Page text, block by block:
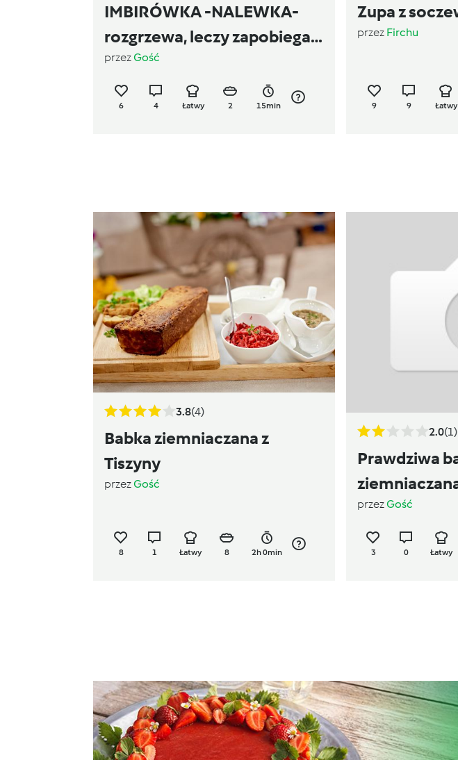
IMBIRÓWKA -NALEWKA-
rozgrzewa, leczy zapobiega
przeziębieniom
przezGość
6 4 Łatwy 2 15min
Zupa z
przez Firchu
9 9 Łatwy
3.8(4)
Babka ziemniaczana z
Tiszyny
przezGość
8 1 Łatwy 8 2h 0min
2.0(1)
Prawdziwa
przezGość
3 0 Łatwy